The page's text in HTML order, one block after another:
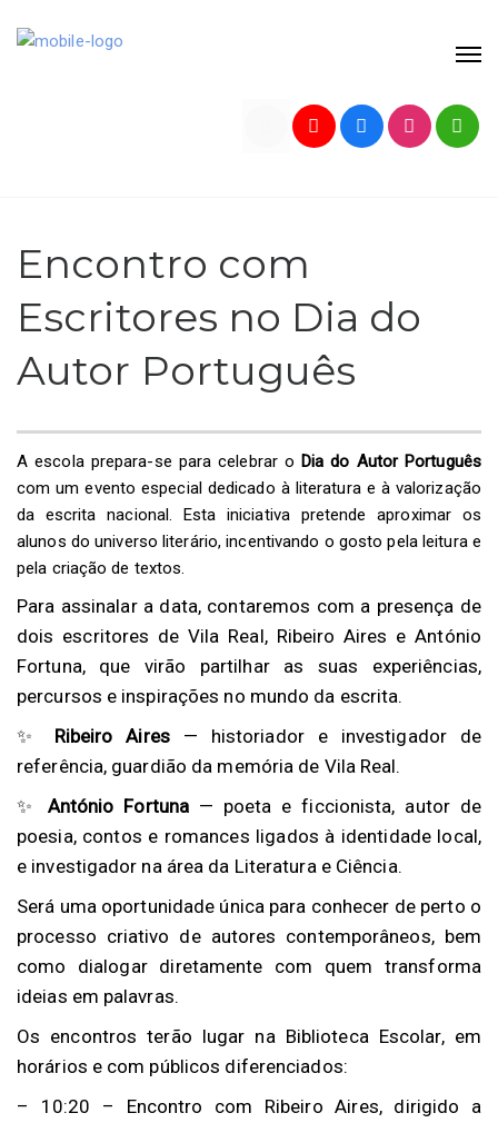
Encontro com
Escritores no Dia do
Autor Português
A escola prepara-se para celebrar oDia do Autor Português
com um evento especial dedicado à literatura e à valorização
da escrita nacional. Esta iniciativa pretende aproximar os
alunos do universo literário, incentivando o gosto pela leitura e
pela criação de textos.
Para assinalar a data, contaremos com a presença de
dois escritores de Vila Real, Ribeiro Aires e António
Fortuna, que virão partilhar as suas experiências,
percursos e inspirações no mundo da escrita.
✨ Ribeiro Aires— historiador e investigador de
referência, guardião da memória de Vila Real.
✨ António Fortuna — poeta e ficcionista, autor de
poesia, contos e romances ligados à identidade local,
e investigador na área da Literatura e Ciência.
Será uma oportunidade única para conhecer de perto o
processo criativo de autores contemporâneos, bem
como dialogar diretamente com quem transforma
ideias em palavras.
Os encontros terão lugar na Biblioteca Escolar, em
horários e com públicos diferenciados:
– 10:20 – Encontro com Ribeiro Aires, dirigido a